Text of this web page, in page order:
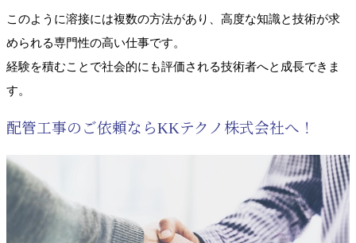
このように溶接には複数の方法があり、高度な知識と技術が求
められる専門性の高い仕事です。
経験を積むことで社会的にも評価される技術者へと成長できま
す。
配管工事のご依頼ならKKテクノ株式会社へ！